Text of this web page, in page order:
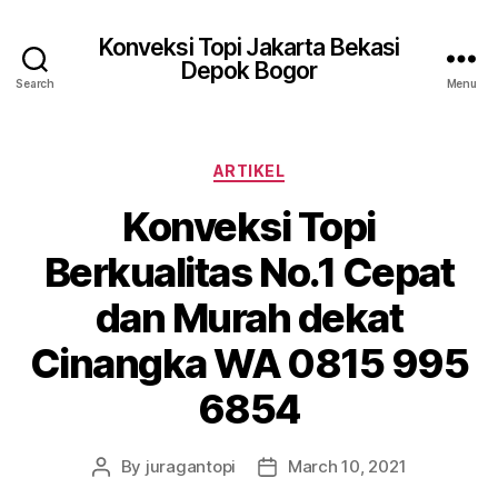
Search
Konveksi Topi Jakarta Bekasi
Depok Bogor
Menu
Categories
ARTIKEL
Konveksi Topi
Berkualitas No.1 Cepat
dan Murah dekat
Cinangka WA 0815 995
6854
Post
By juragantopi
PostMarch 10, 2021